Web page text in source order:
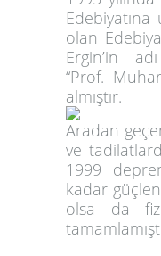
Edebiyatına
olan
Ergin’in
“Prof.
almıştır.
Aradan
ve
1999
kadar
olsa da